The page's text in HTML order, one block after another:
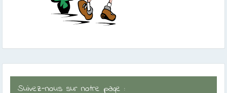
Suivez-nous sur notre page :